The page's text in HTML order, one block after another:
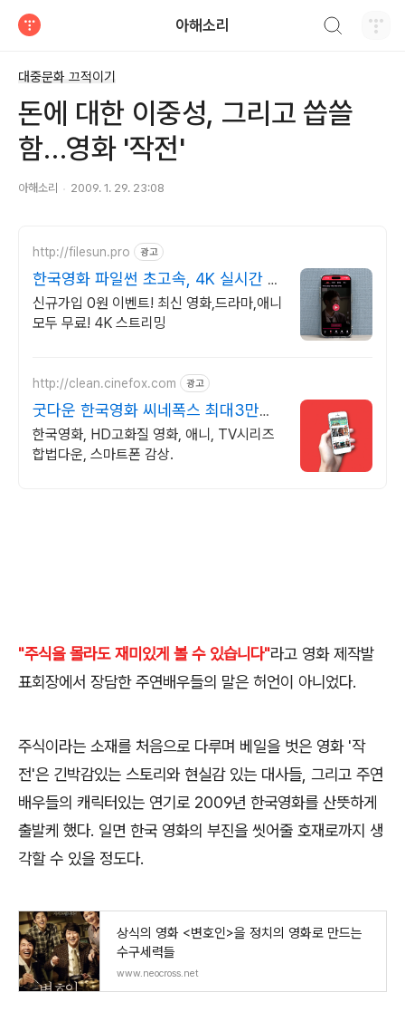
아해소리
대중문화 끄적이기
돈에 대한 이중성, 그리고 씁쓸
함…영화 '작전'
아해소리 2009. 1. 29. 23:08
http://filesun.pro 광고
한국영화 파일썬 초고속, 4K 실시간 보
기!
신규가입 0원 이벤트! 최신 영화,드라마,애니
모두 무료! 4K 스트리밍
http://clean.cinefox.com 광고
굿다운 한국영화 씨네폭스 최대3만원
+10%추가적립
한국영화, HD고화질 영화, 애니, TV시리즈
합법다운, 스마트폰 감상.
"주식을 몰라도 재미있게 볼 수 있습니다"라고 영화 제작발
표회장에서 장담한 주연배우들의 말은 허언이 아니었다.
주식이라는 소재를 처음으로 다루며 베일을 벗은 영화 '작
전'은 긴박감있는 스토리와 현실감 있는 대사들, 그리고 주연
배우들의 캐릭터있는 연기로 2009년 한국영화를 산뜻하게
출발케 했다. 일면 한국 영화의 부진을 씻어줄 호재로까지 생
각할 수 있을 정도다.
상식의 영화 <변호인>을 정치의 영화로 만드는
수구세력들
www.neocross.net